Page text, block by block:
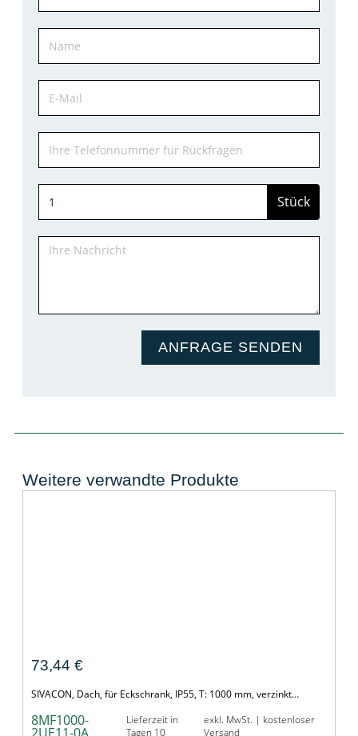
Stück
ANFRAGE SENDEN
Weitere verwandte Produkte
73,44 €
SIVACON, Dach, für Eckschrank, IP55, T: 1000 mm, verzinkt…
8MF1000-
Lieferzeit in
Tagen 10
exkl. MwSt. | kostenloser
Versand